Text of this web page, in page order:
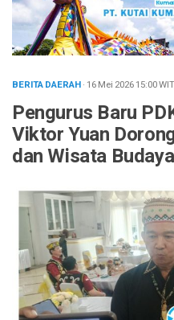
BERITA DAERAH· 16 Mei 202615:00
Pengurus Baru
Viktor Yuan
dan Wisata